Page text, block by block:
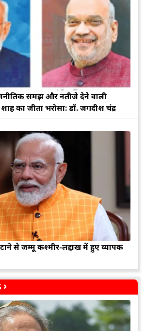
समझ और नतीजे देने वाली
का जीता भरोसा: डॉ. जगदीश चंद्र
से जम्मू कश्मीर-लद्दाख में हुए व्यापक